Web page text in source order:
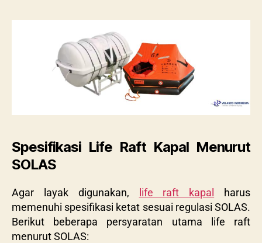
Spesifikasi Life Raft Kapal Menurut
SOLAS
Agar layak digunakan, life raft kapal
harus
memenuhi spesifikasi ketat sesuai regulasi SOLAS.
Berikut beberapa persyaratan utama life raft
menurut SOLAS: